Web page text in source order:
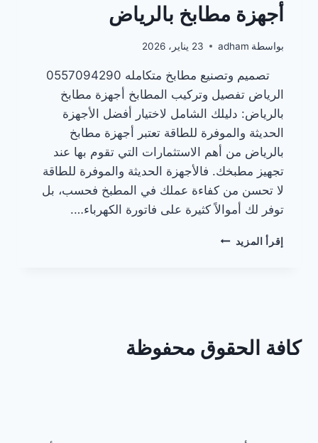
أجهزة مطابخ بالرياض
بواسطة adham 23 يناير، 2026
تصميم وتصنيع مطابخ متكامله 0557094290
الرياض تفصيل وتركيب المطابخ أجهزة مطابخ
بالرياض: دليلك الشامل لاختيار أفضل الأجهزة
الحديثة والموفرة للطاقة تعتبر أجهزة مطابخ
بالرياض من أهم الاستثمارات التي تقوم بها عند
تجهيز مطبخك. فالأجهزة الحديثة والموفرة للطاقة
لا تحسن من كفاءة عملك في المطبخ فحسب، بل
توفر لك أموالاً كثيرة على فاتورة الكهرباء….
إقرأ المزيد أجهزة
كافة الحقوق محفوظة